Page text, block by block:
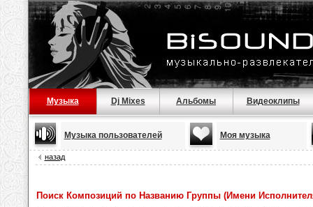
Музыка Dj Mixes Альбомы Видеоклипы
Музыка пользователей Моя музыка
назад
Поиск Композиций по Названию Группы (Имени